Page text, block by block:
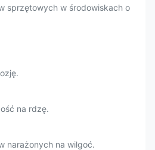
sprzętowych w środowiskach o
na rdzę.
narażonych na wilgoć.